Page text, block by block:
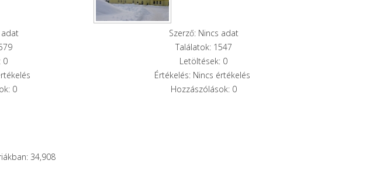
adat
0
0
Szerző: Nincs adat
Találatok: 1547
Letöltések: 0
Értékelés: Nincs értékelés
Hozzászólások: 0
34,908